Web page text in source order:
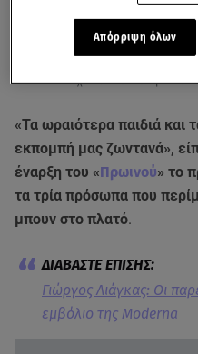
Δείτε το σχετικό απόσπασμα από
«Τα ωραιότερα παιδιά και
εκπομπή μας ζωντανά»,
έναρξη του «Πρωινού» το
τα τρία πρόσωπα που
μπουν στο πλατό.
Γιώργος Λιάγκας: Οι
εμβόλιο της Μoderna
Απόρριψη όλων